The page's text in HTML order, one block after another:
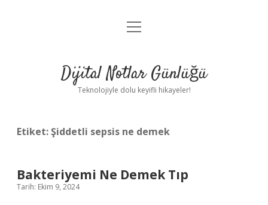
Anasayfa
Yasal Uyarı
menüyü
Dijital Notlar Günlüğü
Teknolojiyle dolu keyifli hikayeler!
Etiket:Şiddetli sepsis ne demek
Bakteriyemi Ne Demek Tıp
Tarih: Ekim 9, 2024